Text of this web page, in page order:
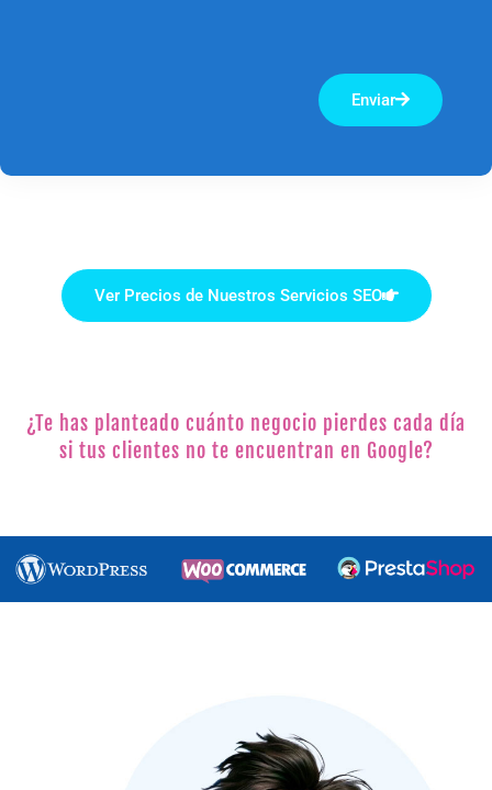
Enviar
Ver Precios de Nuestros Servicios SEO
¿Te has planteado cuánto negocio pierdes cada día
si tus clientes no te encuentran en Google?